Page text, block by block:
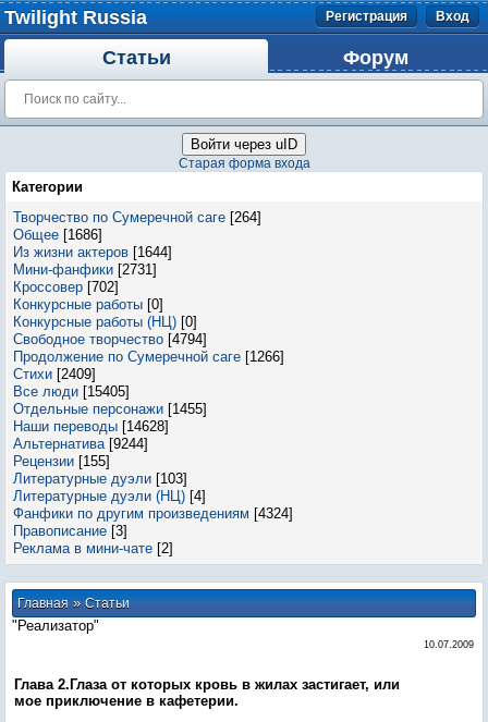
Twilight Russia Регистрация Вход
Статьи Форум
Войти через uID
Старая форма входа
Категории
Творчество по Сумеречной саге [264]
Общее [1686]
Из жизни актеров [1644]
Мини-фанфики [2731]
Кроссовер [702]
Конкурсные работы [0]
Конкурсные работы (НЦ) [0]
Свободное творчество [4794]
Продолжение по Сумеречной саге [1266]
Стихи [2409]
Все люди [15405]
Отдельные персонажи [1455]
Наши переводы [14628]
Альтернатива [9244]
Рецензии [155]
Литературные дуэли [103]
Литературные дуэли (НЦ) [4]
Фанфики по другим произведениям [4324]
Правописание [3]
Реклама в мини-чате [2]
Главная»Статьи
"Реализатор"
10.07.2009
Глава 2.Глаза от которых кровь в жилах застигает, или
мое приключение в кафетерии.